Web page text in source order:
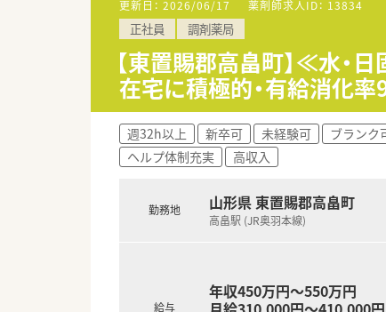
◆お互い様の風土が根付けて
◆育児休暇取得率は90％以上
≪ 企業について ≫
福島県郡山市に本社をおき、
地域に根ざした店舗展開をベ
同じエリアに複数店舗がある
≪ 店舗の特長 ≫
新幹線停車駅ですので県外か
内科をメインに応需しており
★管理薬剤師の経験を活かし
★ライフステージに合わせて
★様々な店舗で幅広く学びたい
更新日： 2026/06/17 薬剤師求人ID： 13834
正社員 調剤薬局
【東置賜郡高畠町】≪水・
在宅に積極的・有給消化
週32h以上 新卒可 未経験可 ブランク
ヘルプ体制充実
高収入
勤務地 山形県 東置賜郡高畠町
高畠駅 (JR奥羽本線)
給与
年収450万円～550万円